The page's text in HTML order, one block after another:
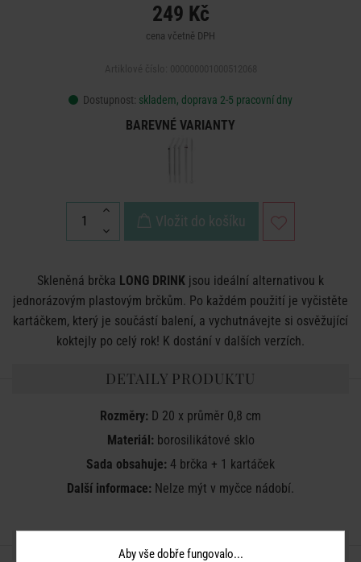
249 Kč
cena včetně DPH
Dostupnost: skladem, doprava 2-5 pracovní dny
BAREVNÉ VARIANTY
Vložit do košíku
Skleněná brčka LONG DRINK jsou ideální alternativou k
jednorázovým plastovým brčkům. Po každém použití je vyčistěte
kartáčkem, který je součástí balení, a vychutnávejte si osvěžující
koktejly po celý rok! K dostání v dalších verzích.
DETAILY PRODUKTU
Rozměry: D 20 x průměr 0,8 cm
Materiál:borosilikátové sklo
Sada obsahuje: 4 brčka + 1 kartáček
Další informace: Nelze mýt v myčce nádobí.
SDÍLEJTE S PŘÁTELI
Aby vše dobře fungovalo...